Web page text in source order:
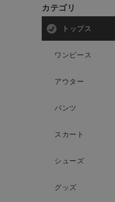
カテゴリ
トップス
ワンピース
アウター
パンツ
スカート
シューズ
グッズ